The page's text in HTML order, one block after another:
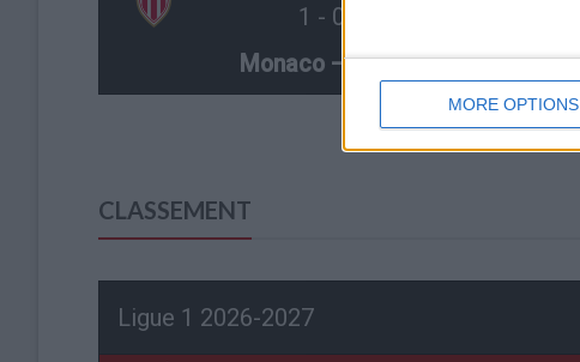
MORE OPTIONS
1 - 0
Monaco — Getafe
CLASSEMENT
Ligue 1 2026-2027